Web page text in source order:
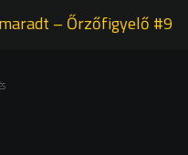
– Őrzőfigyelő #9